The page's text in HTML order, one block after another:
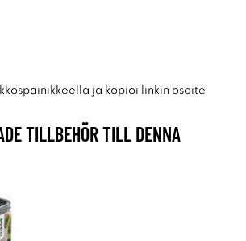
ja kopioi linkin osoite
TILLBEHÖR TILL DENNA